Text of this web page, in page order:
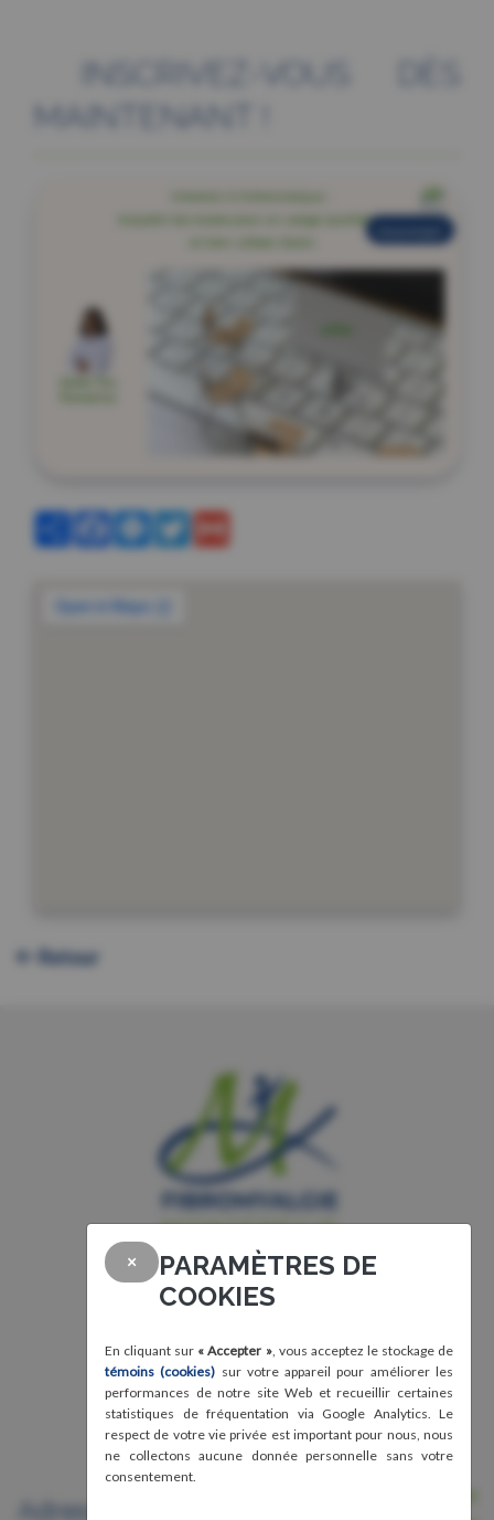
MAINTENANT !
PartagerFacebookMessenger
Twitter
Retour
Adresse
×
PARAMÈTRES DE
COOKIES
En cliquant sur « Accepter », vous acceptez le stockage de
témoins (cookies) sur votre appareil pour améliorer les
performances de notre site Web et recueillir certaines
statistiques de fréquentation via Google Analytics. Le
respect de votre vie privée est important pour nous, nous
ne collectons aucune donnée personnelle sans votre
consentement.